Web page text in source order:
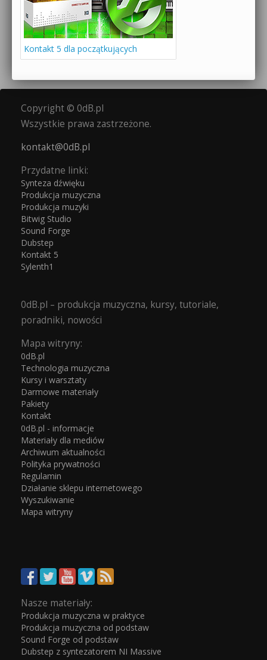
Kontakt 5 dla początkujących
Copyright © 0dB.pl
Wszystkie prawa zastrzeżone.
kontakt@0dB.pl
Przydatne linki:
Synteza dźwięku
Produkcja muzyczna
Produkcja muzyki
Bitwig Studio
Sound Forge
Dubstep
Kontakt 5
Sylenth1
0dB.pl – produkcja muzyczna, kursy, tutoriale,
poradniki, nowości
Mapa witryny:
0dB.pl
Technologia muzyczna
Kursy i warsztaty
Darmowe materiały
Pakiety
Kontakt
0dB.pl - informacje
Materiały dla mediów
Archiwum aktualności
Polityka prywatności
Regulamin
Działanie sklepu internetowego
Wyszukiwanie
Mapa witryny
Nasze materiały:
Produkcja muzyczna w praktyce
Produkcja muzyczna od podstaw
Sound Forge od podstaw
Dubstep z syntezatorem NI Massive